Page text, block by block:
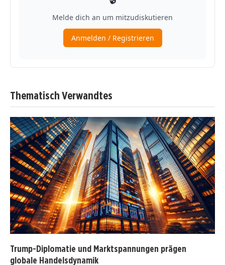
Thematisch Verwandtes
Trump-Diplomatie und Marktspannungen prägen
globale Handelsdynamik